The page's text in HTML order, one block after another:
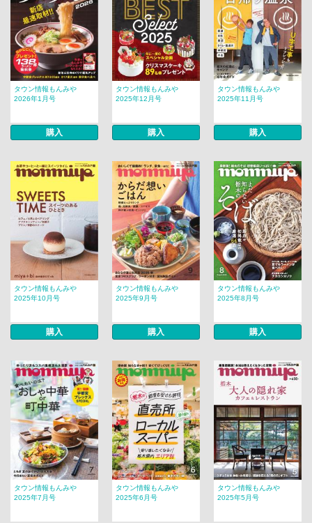
タウン情報もんみや
2026年1月号
購入
タウン情報もんみや
2025年12月号
購入
タウン情報もんみや
2025年11月号
購入
タウン情報もんみや
2025年10月号
購入
タウン情報もんみや
2025年9月号
購入
タウン情報もんみや
2025年8月号
購入
タウン情報もんみや
2025年7月号
タウン情報もんみや
2025年6月号
タウン情報もんみや
2025年5月号